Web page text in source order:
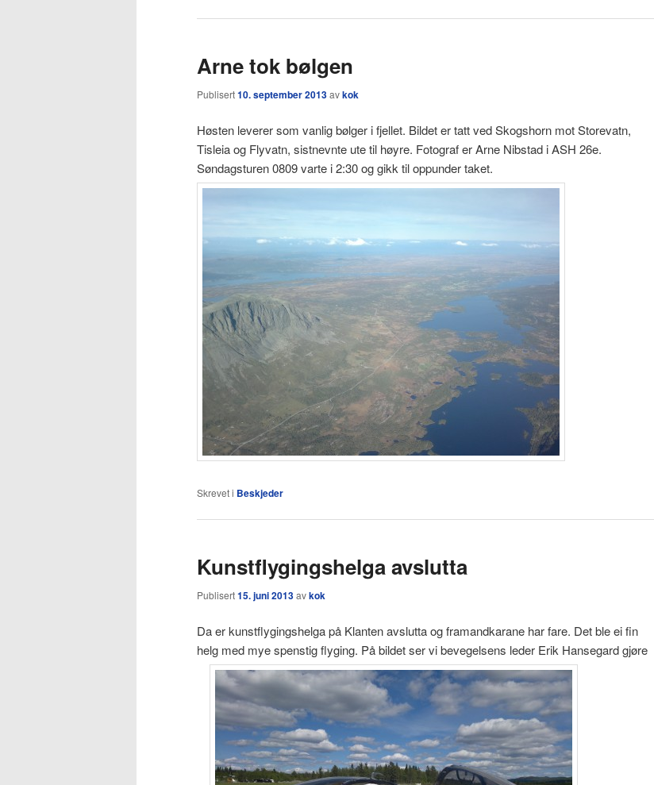
Arne tok bølgen
Publisert10. september 2013avkok
Høsten leverer som vanlig bølger i fjellet. Bildet er tatt ved Skogshorn mot Storevatn,
Tisleia og Flyvatn, sistnevnte ute til høyre. Fotograf er Arne Nibstad i ASH 26e.
Søndagsturen 0809 varte i 2:30 og gikk til oppunder taket.
Skrevet i Beskjeder
Kunstflygingshelga avslutta
Publisert15. juni 2013avkok
Da er kunstflygingshelga på Klanten avslutta og framandkarane har fare. Det ble ei fin
helg med mye spenstig flyging. På bildet ser vi bevegelsens leder Erik Hansegard gjøre